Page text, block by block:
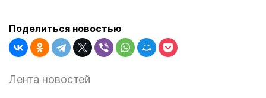
Поделиться новостью
Лента новостей